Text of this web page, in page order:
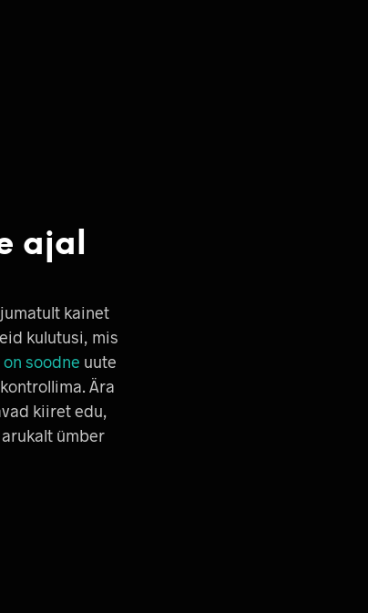
ajal
kainet
kulutusi, mis
soodne uute
Ära
kiiret edu,
ümber